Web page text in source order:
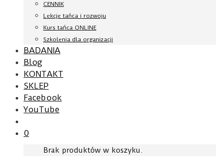
CENNIK
Lekcje tańca i rozwoju
Kurs tańca ONLINE
Szkolenia dla organizacji
BADANIA
Blog
KONTAKT
SKLEP
Facebook
YouTube
0
Brak produktów w koszyku.